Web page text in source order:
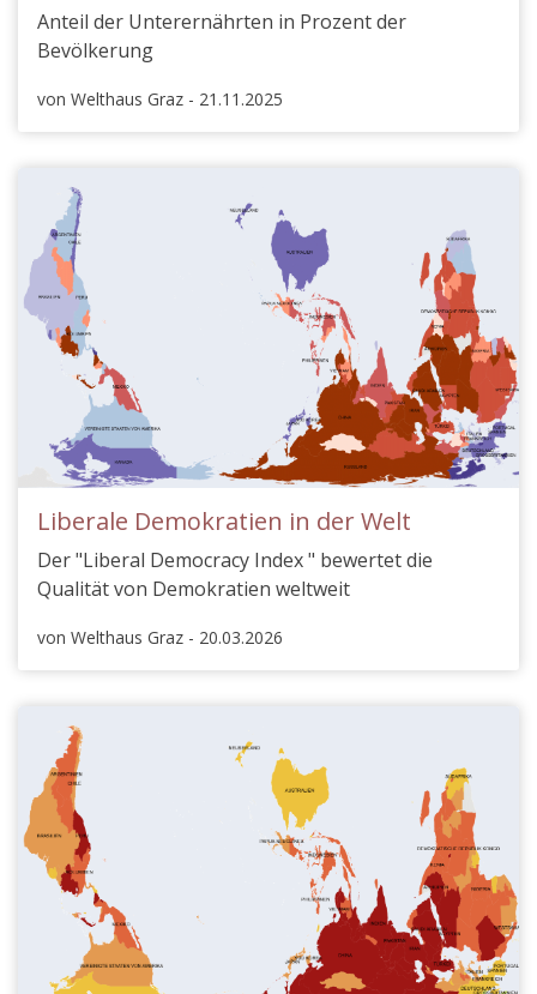
Anteil der Unterernährten in Prozent der
Bevölkerung
von Welthaus Graz - 21.11.2025
Liberale Demokratien in der Welt
Der "Liberal Democracy Index " bewertet die
Qualität von Demokratien weltweit
von Welthaus Graz - 20.03.2026